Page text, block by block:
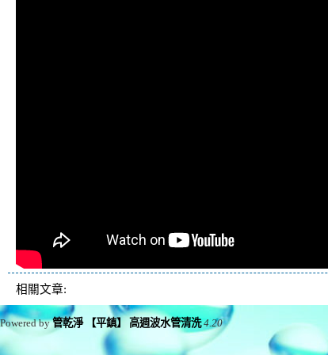
相關文章:
Powered by管乾淨 【平鎮】 高週波水管清洗 4.20